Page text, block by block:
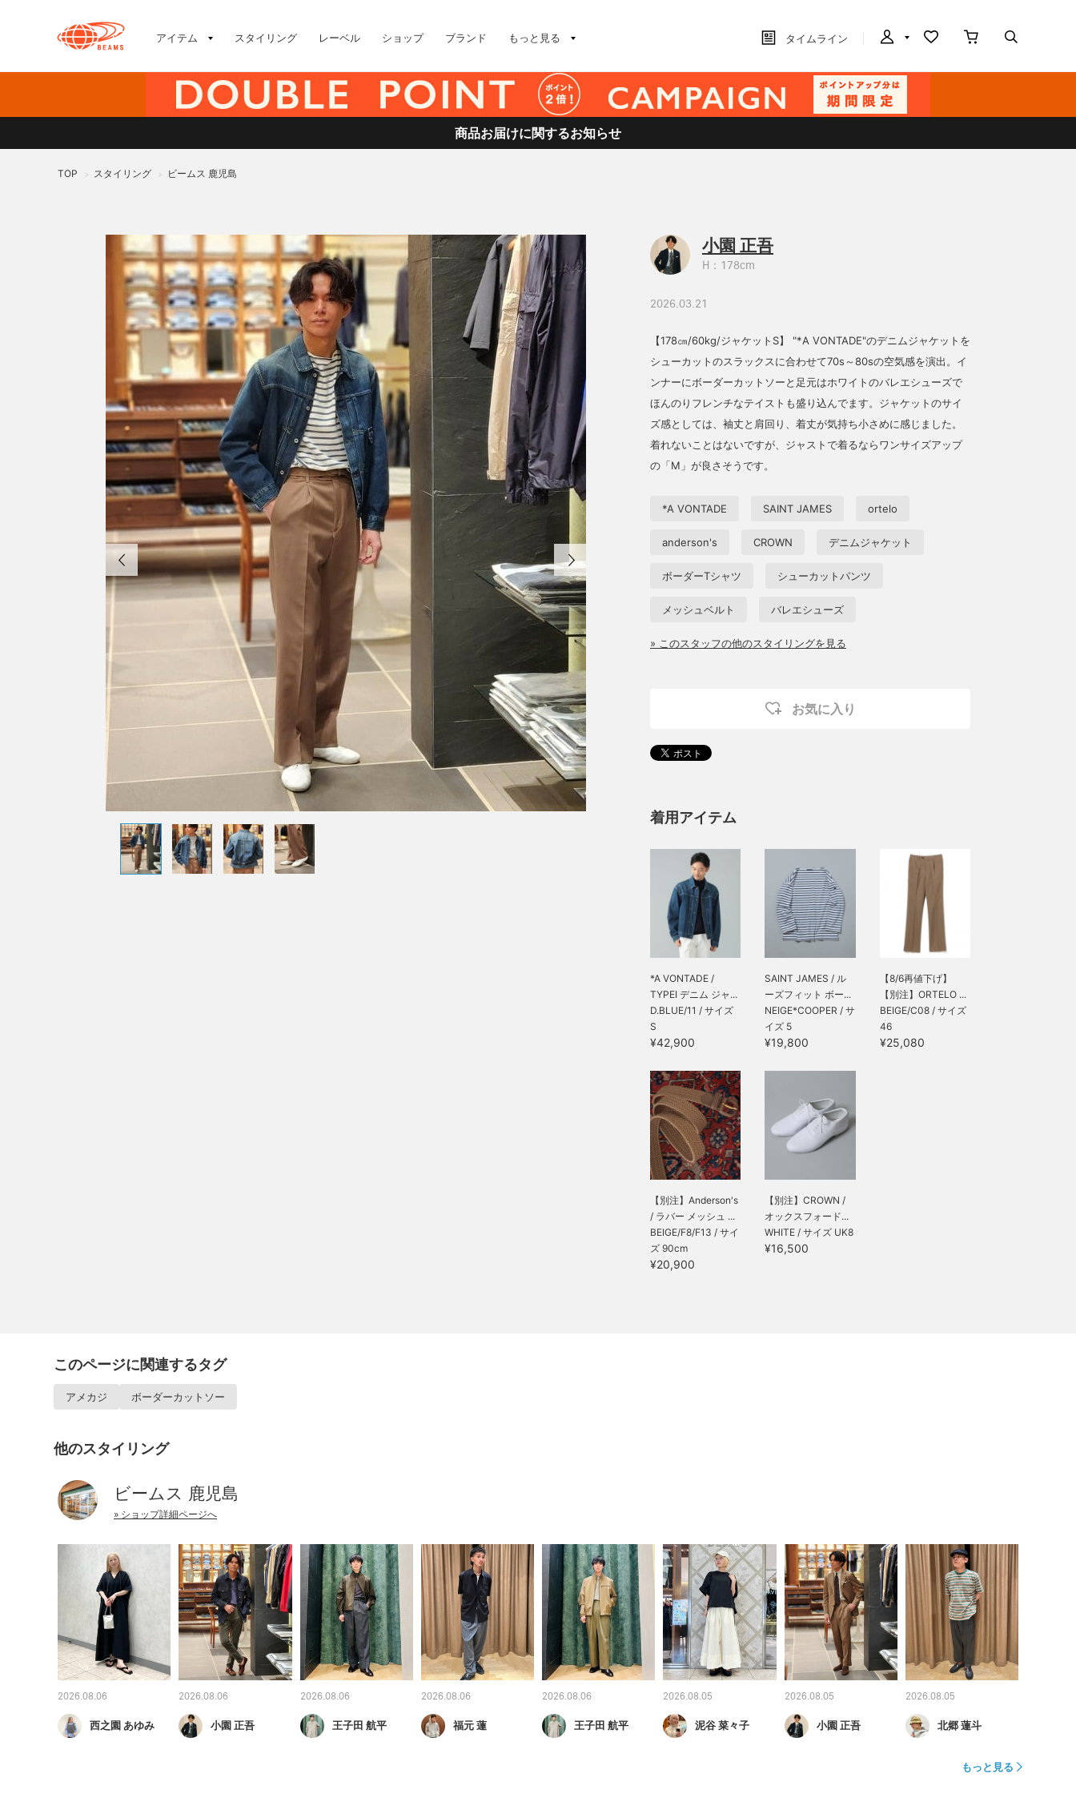
アイテム スタイリング レーベル ショップ ブランド もっと見る タイムライン
商品お届けに関するお知らせ
TOP > スタイリング > ビームス 鹿児島
小園 正吾
H：178cm
2026.03.21
【178㎝/60kg/ジャケットS】 "*A VONTADE"のデニムジャケットを
シューカットのスラックスに合わせて70s～80sの空気感を演出。イ
ンナーにボーダーカットソーと足元はホワイトのバレエシューズで
ほんのりフレンチなテイストも盛り込んでます。ジャケットのサイ
ズ感としては、袖丈と肩回り、着丈が気持ち小さめに感じました。
着れないことはないですが、ジャストで着るならワンサイズアップ
の「M」が良さそうです。
*A VONTADE SAINT JAMES ortelo
anderson's CROWN デニムジャケット
ボーダーTシャツ シューカットパンツ
メッシュベルト バレエシューズ
» このスタッフの他のスタイリングを見る
お気に入り
着用アイテム
*A VONTADE /
TYPEⅠ デニム ジャ...
D.BLUE/11 / サイズ
S
¥42,900
SAINT JAMES / ル
ーズフィット ボー...
NEIGE*COOPER / サ
イズ 5
¥19,800
【8/6再値下げ】
【別注】ORTELO ...
BEIGE/C08 / サイズ
46
¥25,080
【別注】Anderson's
/ ラバー メッシュ ...
BEIGE/F8/F13 / サイ
ズ 90cm
¥20,900
【別注】CROWN /
オックスフォード...
WHITE / サイズ UK8
¥16,500
このページに関連するタグ
アメカジ ボーダーカットソー
他のスタイリング
ビームス 鹿児島
» ショップ詳細ページへ
2026.08.06
西之園 あゆみ
2026.08.06
小園 正吾
2026.08.06
王子田 航平
2026.08.06
福元 蓮
2026.08.06
王子田 航平
2026.08.05
泥谷 菜々子
2026.08.05
小園 正吾
2026.08.05
北郷 蓮斗
もっと見る